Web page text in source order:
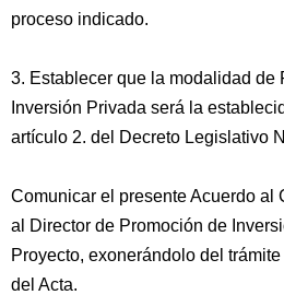
proceso indicado.
3. Establecer que la modalidad de
Inversión Privada será la
artículo 2. del Decreto Legislativo
Comunicar el presente Acuerdo al
al Director de Promoción de
Proyecto, exonerándolo del
del Acta.